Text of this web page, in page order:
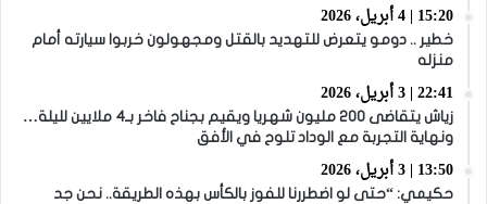
15:20 | 4 أبريل، 2026
خطير .. دومو يتعرض للتهديد بالقتل ومجهولون خربوا سيارته أمام
منزله
22:41 | 3 أبريل، 2026
زياش يتقاضى 200 مليون شهريا ويقيم بجناح فاخر بـ4 ملايين لليلة…
ونهاية التجربة مع الوداد تلوح في الأفق
13:50 | 3 أبريل، 2026
حكيمي: “حتى لو اضطررنا للفوز بالكأس بهذه الطريقة.. نحن جد